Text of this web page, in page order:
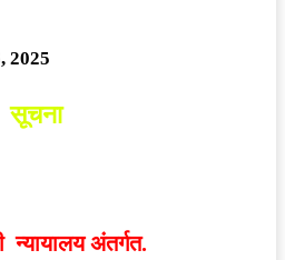
2025
सूचना
न्यायालय अंतर्गत.